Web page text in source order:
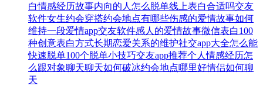
白情感经历故事内向的人怎么脱单线上表白合适吗交友
软件女生约会穿搭约会地点有哪些伤感的爱情故事如何
维持一段爱情app交友软件感人的爱情故事微信表白100
种创意表白方式长期恋爱关系的维护社交app大全怎么能
快速脱单100个脱单小技巧交友app推荐个人情感经历怎
么跟对象聊天聊天如何破冰约会地点哪里好情侣如何聊
天